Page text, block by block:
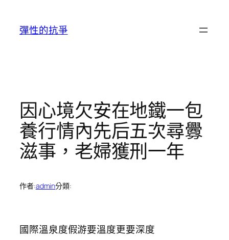
彈性的抗爭
因心境欠安在地鐵一包
養行情內先后五次尋釁
滋事，老婦獲刑一年
作者:admin分類:
國際溫泉度假游要溫度更要深度